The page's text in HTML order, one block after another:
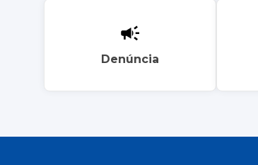
Denúncia